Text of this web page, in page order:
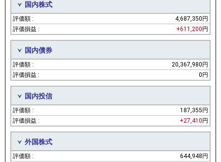
国内株式
4,687,350円
+611,200 円
国内債券
20,367,980円
0円
国内投信
187,355円
+27,410 円
外国株式
644,948円